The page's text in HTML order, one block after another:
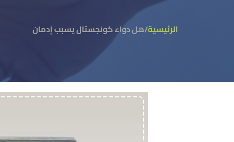
الرئيسية/هل دواء كونجستال يسبب إدمان